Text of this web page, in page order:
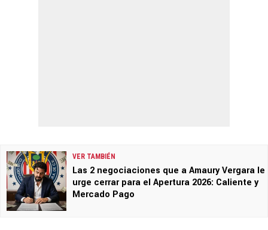
VER TAMBIÉN
Las 2 negociaciones que a Amaury Vergara le
urge cerrar para el Apertura 2026: Caliente y
Mercado Pago